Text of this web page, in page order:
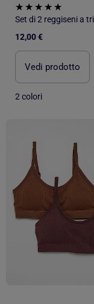
12,00 €
Vedi prodotto
2 colori